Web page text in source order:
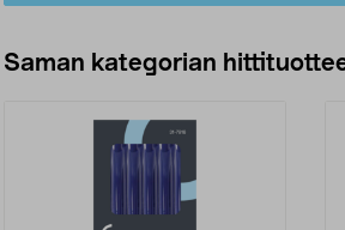
Saman kategorian